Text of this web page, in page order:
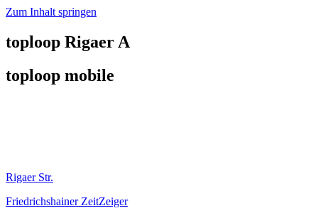
Zum Inhalt springen
toploop Rigaer A
toploop mobile
Rigaer Str.
Friedrichshainer ZeitZeiger